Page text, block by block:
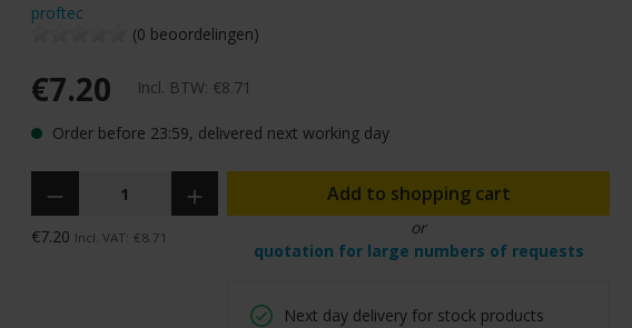
proftec
(0 beoordelingen)
€7.20 Incl. BTW: €8.71
Order before 23:59, delivered next working day
€7.20 Incl. VAT: €8.71
Add to shopping cart
or
quotation for large numbers of requests
Next day delivery for stock products